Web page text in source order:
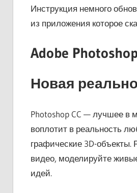
Инструкция немного
из приложения которое
Adobe
Новая
Photoshop CC — лучшее в
воплотит в реальность
графические 3D-
видео, моделируйте
идей.